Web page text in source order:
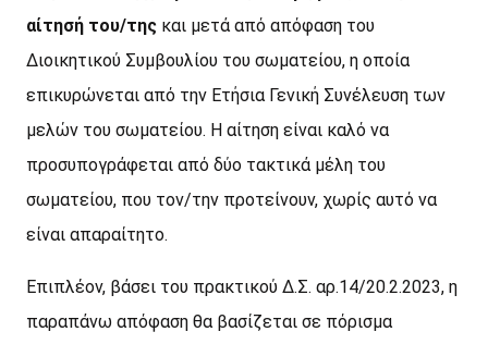
αίτησή του/της και μετά από απόφαση του
Διοικητικού Συμβουλίου του σωματείου, η οποία
επικυρώνεται από την Ετήσια Γενική Συνέλευση των
μελών του σωματείου. Η αίτηση είναι καλό να
προσυπογράφεται από δύο τακτικά μέλη του
σωματείου, που τον/την προτείνουν, χωρίς αυτό να
είναι απαραίτητο.
Επιπλέον, βάσει του πρακτικού Δ.Σ. αρ.14/20.2.2023, η
παραπάνω απόφαση θα βασίζεται σε πόρισμα